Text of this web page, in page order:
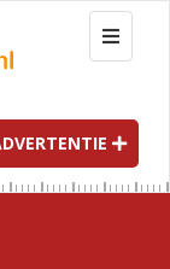
T
o
g
l
e
n